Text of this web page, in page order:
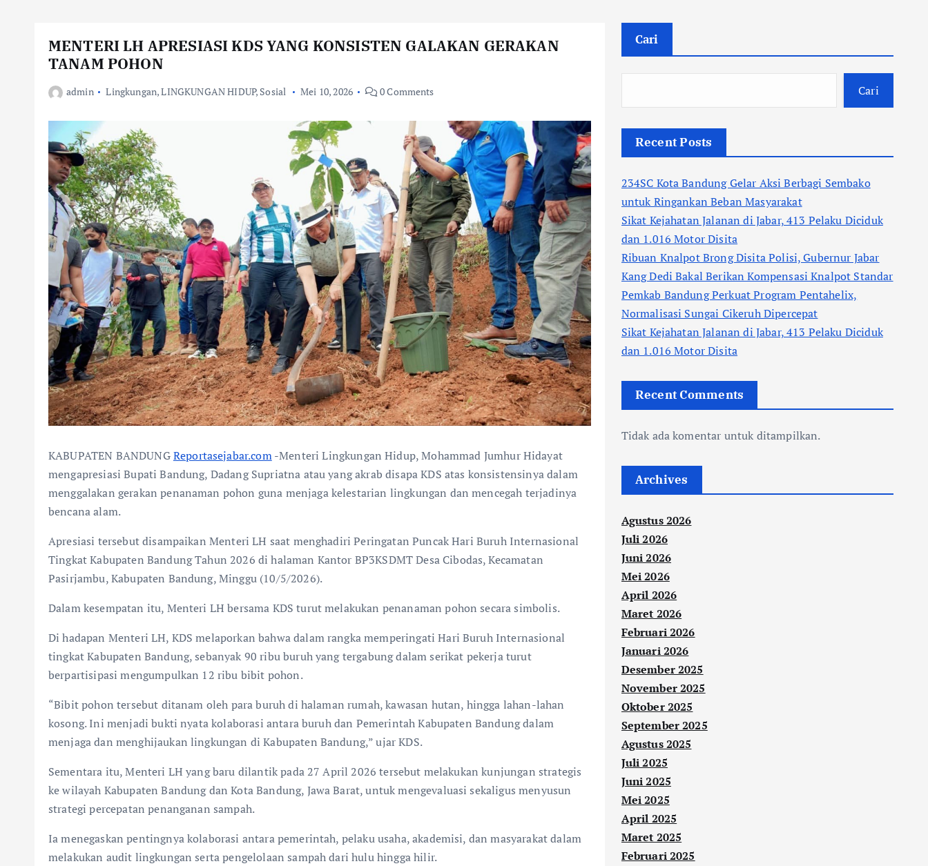
MENTERI LH APRESIASI KDS YANG KONSISTEN GALAKAN GERAKAN
TANAM POHON
admin Lingkungan,LINGKUNGAN HIDUP, Sosial Mei 10, 2026 0 Comments
KABUPATEN BANDUNGReportasejabar.com-Menteri Lingkungan Hidup, Mohammad Jumhur Hidayat
mengapresiasi Bupati Bandung, Dadang Supriatna atau yang akrab disapa KDS atas konsistensinya dalam
menggalakan gerakan penanaman pohon guna menjaga kelestarian lingkungan dan mencegah terjadinya
bencana alam.
Apresiasi tersebut disampaikan Menteri LH saat menghadiri Peringatan Puncak Hari Buruh Internasional
Tingkat Kabupaten Bandung Tahun 2026 di halaman Kantor BP3KSDMT Desa Cibodas, Kecamatan
Pasirjambu, Kabupaten Bandung, Minggu (10/5/2026).
Dalam kesempatan itu, Menteri LH bersama KDS turut melakukan penanaman pohon secara simbolis.
Di hadapan Menteri LH, KDS melaporkan bahwa dalam rangka memperingati Hari Buruh Internasional
tingkat Kabupaten Bandung, sebanyak 90 ribu buruh yang tergabung dalam serikat pekerja turut
berpartisipasi mengumpulkan 12 ribu bibit pohon.
“Bibit pohon tersebut ditanam oleh para buruh di halaman rumah, kawasan hutan, hingga lahan-lahan
kosong. Ini menjadi bukti nyata kolaborasi antara buruh dan Pemerintah Kabupaten Bandung dalam
menjaga dan menghijaukan lingkungan di Kabupaten Bandung,” ujar KDS.
Sementara itu, Menteri LH yang baru dilantik pada 27 April 2026 tersebut melakukan kunjungan strategis
ke wilayah Kabupaten Bandung dan Kota Bandung, Jawa Barat, untuk mengevaluasi sekaligus menyusun
strategi percepatan penanganan sampah.
Ia menegaskan pentingnya kolaborasi antara pemerintah, pelaku usaha, akademisi, dan masyarakat dalam
melakukan audit lingkungan serta pengelolaan sampah dari hulu hingga hilir.
Cari
Cari
Recent Posts
234SC Kota Bandung Gelar Aksi Berbagi Sembako
untuk Ringankan Beban Masyarakat
Sikat Kejahatan Jalanan di Jabar, 413 Pelaku Diciduk
dan 1.016 Motor Disita
Ribuan Knalpot Brong Disita Polisi, Gubernur Jabar
Kang Dedi Bakal Berikan Kompensasi Knalpot Standar
Pemkab Bandung Perkuat Program Pentahelix,
Normalisasi Sungai Cikeruh Dipercepat
Sikat Kejahatan Jalanan di Jabar, 413 Pelaku Diciduk
dan 1.016 Motor Disita
Recent Comments
Tidak ada komentar untuk ditampilkan.
Archives
Agustus 2026
Juli 2026
Juni 2026
Mei 2026
April 2026
Maret 2026
Februari 2026
Januari 2026
Desember 2025
November 2025
Oktober 2025
September 2025
Agustus 2025
Juli 2025
Juni 2025
Mei 2025
April 2025
Maret 2025
Februari 2025